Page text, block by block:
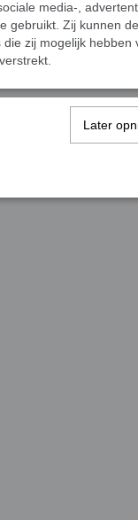
media-,
gebruikt. Zij kunnen
die zij mogelijk
Later